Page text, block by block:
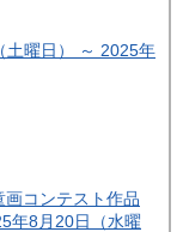
土曜日） ～ 2025年
画コンテスト作品
年8月20日（水曜